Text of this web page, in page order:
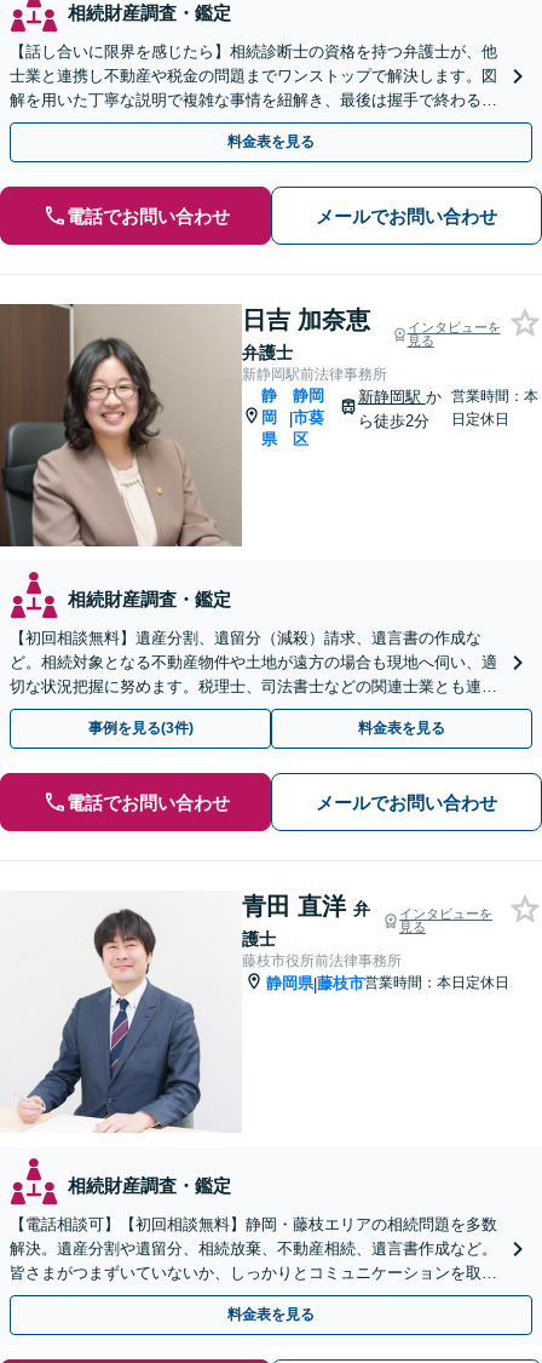
相続財産調査・鑑定
【話し合いに限界を感じたら】相続診断士の資格を持つ弁護士が、他
士業と連携し不動産や税金の問題までワンストップで解決します。図
解を用いた丁寧な説明で複雑な事情を紐解き、最後は握手で終わる円
満な解決へ導きます。初回相談は無料です。
料金表を見る
電話でお問い合わせ メールでお問い合わせ
日吉 加奈恵
弁護士
インタビューを
見る
新静岡駅前法律事務所
静
岡
県
|
静岡
市葵
区
新静岡駅 か
ら徒歩2分
営業時間：本
日定休日
相続財産調査・鑑定
【初回相談無料】遺産分割、遺留分（減殺）請求、遺言書の作成な
ど。相続対象となる不動産物件や土地が遠方の場合も現地へ伺い、適
切な状況把握に努めます。税理士、司法書士などの関連士業とも連携
しワンストップで対応します【新静岡駅直結】
事例を見る(3件) 料金表を見る
電話でお問い合わせ メールでお問い合わせ
青田 直洋 弁
護士
インタビューを
見る
藤枝市役所前法律事務所
静岡県|藤枝市営業時間：本日定休日
相続財産調査・鑑定
【電話相談可】【初回相談無料】静岡・藤枝エリアの相続問題を多数
解決。遺産分割や遺留分、相続放棄、不動産相続、遺言書作成など。
皆さまがつまずいていないか、しっかりとコミュニケーションを取り
ながらお話を進めます【休日・夜間相談可】
料金表を見る